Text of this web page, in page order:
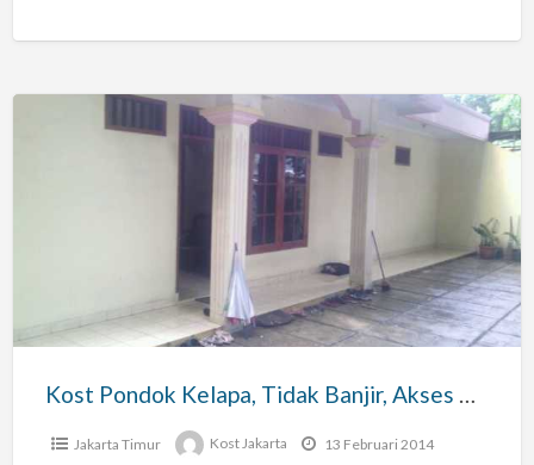
Mudah
Kost Pondok Kelapa, Tidak Banjir, Akses Mudah
Jakarta Timur Kost Jakarta 13 Februari 2014